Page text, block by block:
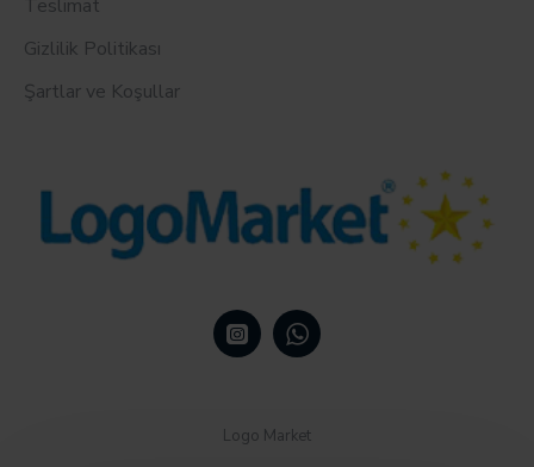
Teslimat
Gizlilik Politikası
Şartlar ve Koşullar
Logo Market